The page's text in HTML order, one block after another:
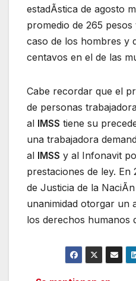
estadÃstica de agosto
promedio de 265
caso de los hombres y
centavos en el de las
Cabe recordar que el
de personas
al IMSS tiene su
una trabajadora
al IMSS y al Infonavit
prestaciones de ley. En
de Justicia de la
unanimidad otorgar un
los derechos humanos